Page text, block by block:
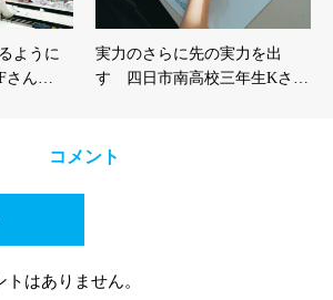
ように
さん…
実力のさらに先の実力を出
す 四日市南高校三年生Kさ…
コメント
はありません。